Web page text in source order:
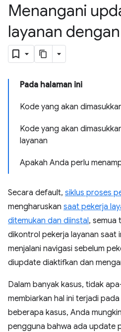
Menangani
layanan
Pada halaman ini
Kode yang akan
Kode yang akan
layanan
Apakah Anda perlu
Secara default, siklus proses
mengharuskan saat pekerja
ditemukan dan diinstal, semua
dikontrol pekerja layanan saat
menjalani navigasi sebelum
diupdate diaktifkan dan
Dalam banyak kasus, tidak
membiarkan hal ini terjadi
beberapa kasus, Anda
pengguna bahwa ada update